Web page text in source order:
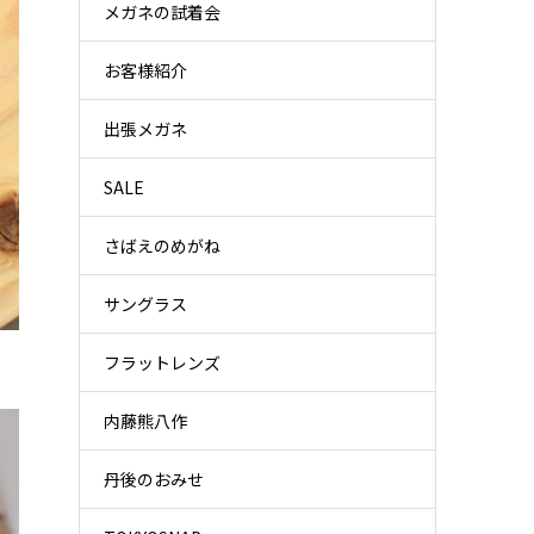
メガネの試着会
お客様紹介
出張メガネ
SALE
さばえのめがね
サングラス
フラットレンズ
内藤熊八作
丹後のおみせ